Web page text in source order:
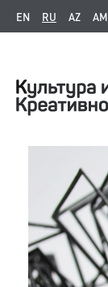
EN RU AZ AM